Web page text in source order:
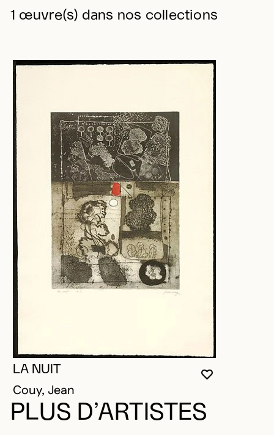
1 œuvre(s) dans nos collections
VOUS
FERMER
OUVRIR LA
LA NUIT
Couy, Jean
PLUS D’ARTISTES